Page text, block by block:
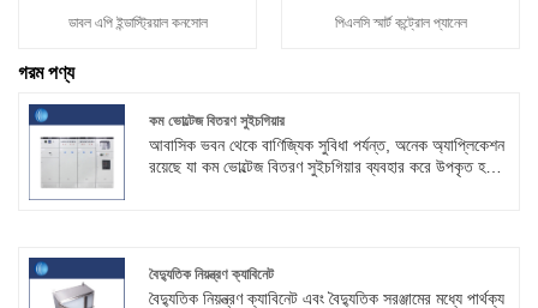
ডাবল এপি ইন্ডাস্ট্রিয়াল কনসোল পিএলসি স্মার্ট কন্ট্রোল প্যানেল
গরম পণ্য
কম ভোল্টেজ বিতরণ সুইচগিয়ার
আবাসিক ভবন থেকে বাণিজ্যিক সুবিধা পর্যন্ত, অনেক অ্যাপ্লিকেশন
রয়েছে যা কম ভোল্টেজ বিতরণ সুইচগিয়ার ব্যবহার করে উপকৃত হতে
বৈদ্যুতিক নিয়ন্ত্রণ ক্যাবিনেট
বৈদ্যুতিক নিয়ন্ত্রণ ক্যাবিনেট এবং বৈদ্যুতিক সরঞ্জামের মধ্যে পার্থক্য